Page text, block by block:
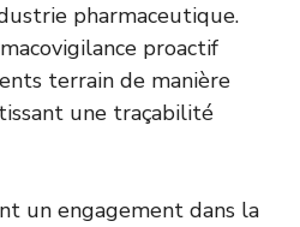
pharmaceutique.
proactif
terrain de manière
une traçabilité
un engagement dans la